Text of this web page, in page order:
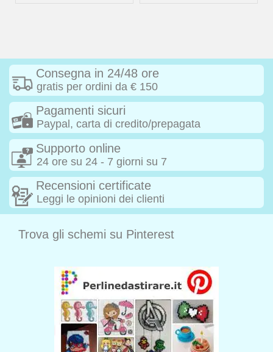
Consegna in 24/48 ore
gratis per ordini da € 150
Pagamenti sicuri
Paypal, carta di credito/prepagata
Supporto online
24 ore su 24 - 7 giorni su 7
Recensioni certificate
Leggi le opinioni dei clienti
Trova gli schemi su Pinterest